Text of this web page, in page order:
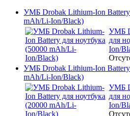
УМБ Drobak Lithium-Ion Battery
mAh/Li-Ion/Black)
УМБ
для
Ion/
УМБ Drobak Lithium-Ion Battery
mAh/Li-Ion/Black)
УМБ
для
Ion/